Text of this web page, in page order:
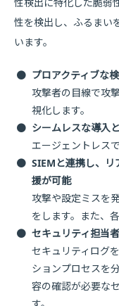
性検出に特化した脆弱
性を検出し、ふるまい
います。
● プロアクティブな
攻撃者の目線で攻
視化します。
● シームレスな導入
エージェントレス
● SIEMと連携し、リ
援が可能
攻撃や設定ミスを
をします。また、
● セキュリティ担当
セキュリティログ
ションプロセスを
容の確認が必要な